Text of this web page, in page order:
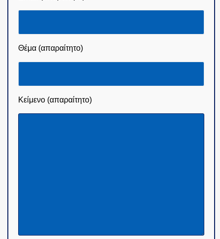
Θέμα (απαραίτητο)
Κείμενο (απαραίτητο)